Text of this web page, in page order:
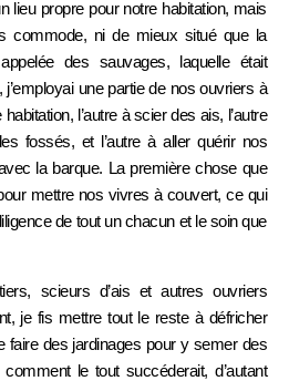
lieu propre pour notre habitation, mais
commode, ni de mieux situé que la
des sauvages, laquelle était
une partie de nos ouvriers à
l’autre à scier des ais, l’autre
fossés, et l’autre à aller quérir nos
la barque. La première chose que
mettre nos vivres à couvert, ce qui
de tout un chacun et le soin que
scieurs d’ais et autres ouvriers
je fis mettre tout le reste à défricher
faire des jardinages pour y semer des
le tout succéderait, d’autant